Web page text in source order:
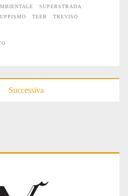
SUPERSTRADA
TEEB
TREVISO
Successiva